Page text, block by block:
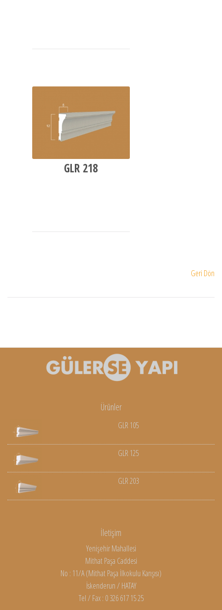
GLR 218
Geri Dön
Ürünler
GLR 105
GLR 125
GLR 203
İletişim
Yenişehir Mahallesi
Mithat Paşa Caddesi
No : 11/A (Mithat Paşa İlkokulu Karışısı)
İskenderun / HATAY
Tel / Fax : 0 326 617 15 25